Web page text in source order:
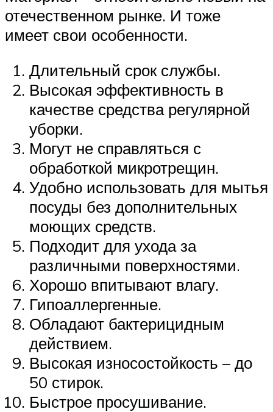
отечественном рынке. И тоже
имеет свои особенности.
Длительный срок службы.
Высокая эффективность в
качестве средства регулярной
уборки.
Могут не справляться с
обработкой микротрещин.
Удобно использовать для мытья
посуды без дополнительных
моющих средств.
Подходит для ухода за
различными поверхностями.
Хорошо впитывают влагу.
Гипоаллергенные.
Обладают бактерицидным
действием.
Высокая износостойкость – до
50 стирок.
Быстрое просушивание.